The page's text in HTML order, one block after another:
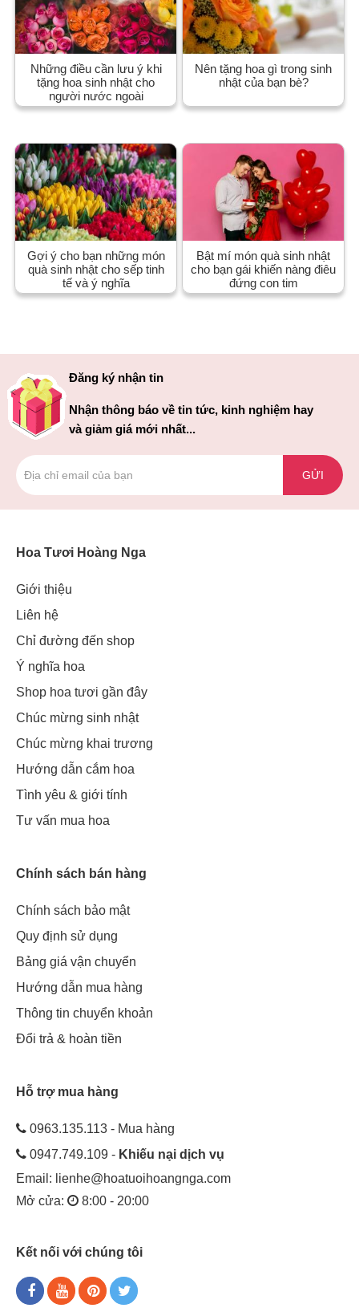
Những điều cần lưu ý khi
tặng hoa sinh nhật cho
người nước ngoài
Nên tặng hoa gì trong sinh
nhật của bạn bè?
Gợi ý cho bạn những món
quà sinh nhật cho sếp tinh
tế và ý nghĩa
Bật mí món quà sinh nhật
cho bạn gái khiến nàng điêu
đứng con tim
Đăng ký nhận tin
Nhận thông báo về tin tức, kinh nghiệm hay
và giảm giá mới nhất...
GỬI
Hoa Tươi Hoàng Nga
Giới thiệu
Liên hệ
Chỉ đường đến shop
Ý nghĩa hoa
Shop hoa tươi gần đây
Chúc mừng sinh nhật
Chúc mừng khai trương
Hướng dẫn cắm hoa
Tình yêu & giới tính
Tư vấn mua hoa
Chính sách bán hàng
Chính sách bảo mật
Quy định sử dụng
Bảng giá vận chuyển
Hướng dẫn mua hàng
Thông tin chuyển khoản
Đổi trả & hoàn tiền
Hỗ trợ mua hàng
0963.135.113 - Mua hàng
0947.749.109 - Khiếu nại dịch vụ
Email: lienhe@hoatuoihoangnga.com
Mở cửa:
8:00 - 20:00
Kết nối với chúng tôi